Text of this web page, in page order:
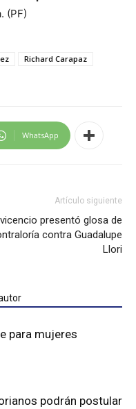
(PF)
Richard Carapaz
WhatsApp
Artículo siguiente
presentó glosa de
contra Guadalupe
Llori
para mujeres
podrán postular